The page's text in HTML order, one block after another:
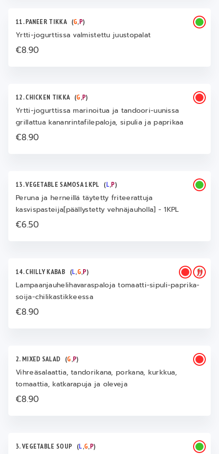
11. PANEER TIKKA (G,P)
Yrtti-jogurttissa valmistettu juustopalat
€8.90
12. CHICKEN TIKKA (G,P)
Yrtti-jogurttissa marinoitua ja tandoori-uunissa
grillattua kananrintafilepaloja, sipulia ja paprikaa
€8.90
13. VEGETABLE SAMOSA 1KPL (L,P)
Peruna ja herneillä täytetty friteerattuja
kasvispasteija[päällystetty vehnäjauholla] - 1KPL
€6.50
14. CHILLY KABAB (L,G,P)
Lampaanjauhelihavaraspaloja tomaatti-sipuli-paprika-
soija-chilikastikkeessa
€8.90
2. MIXED SALAD (G,P)
Vihreäsalaattia, tandorikana, porkana, kurkkua,
tomaattia, katkarapuja ja oleveja
€8.90
3. VEGETABLE SOUP (L,G,P)